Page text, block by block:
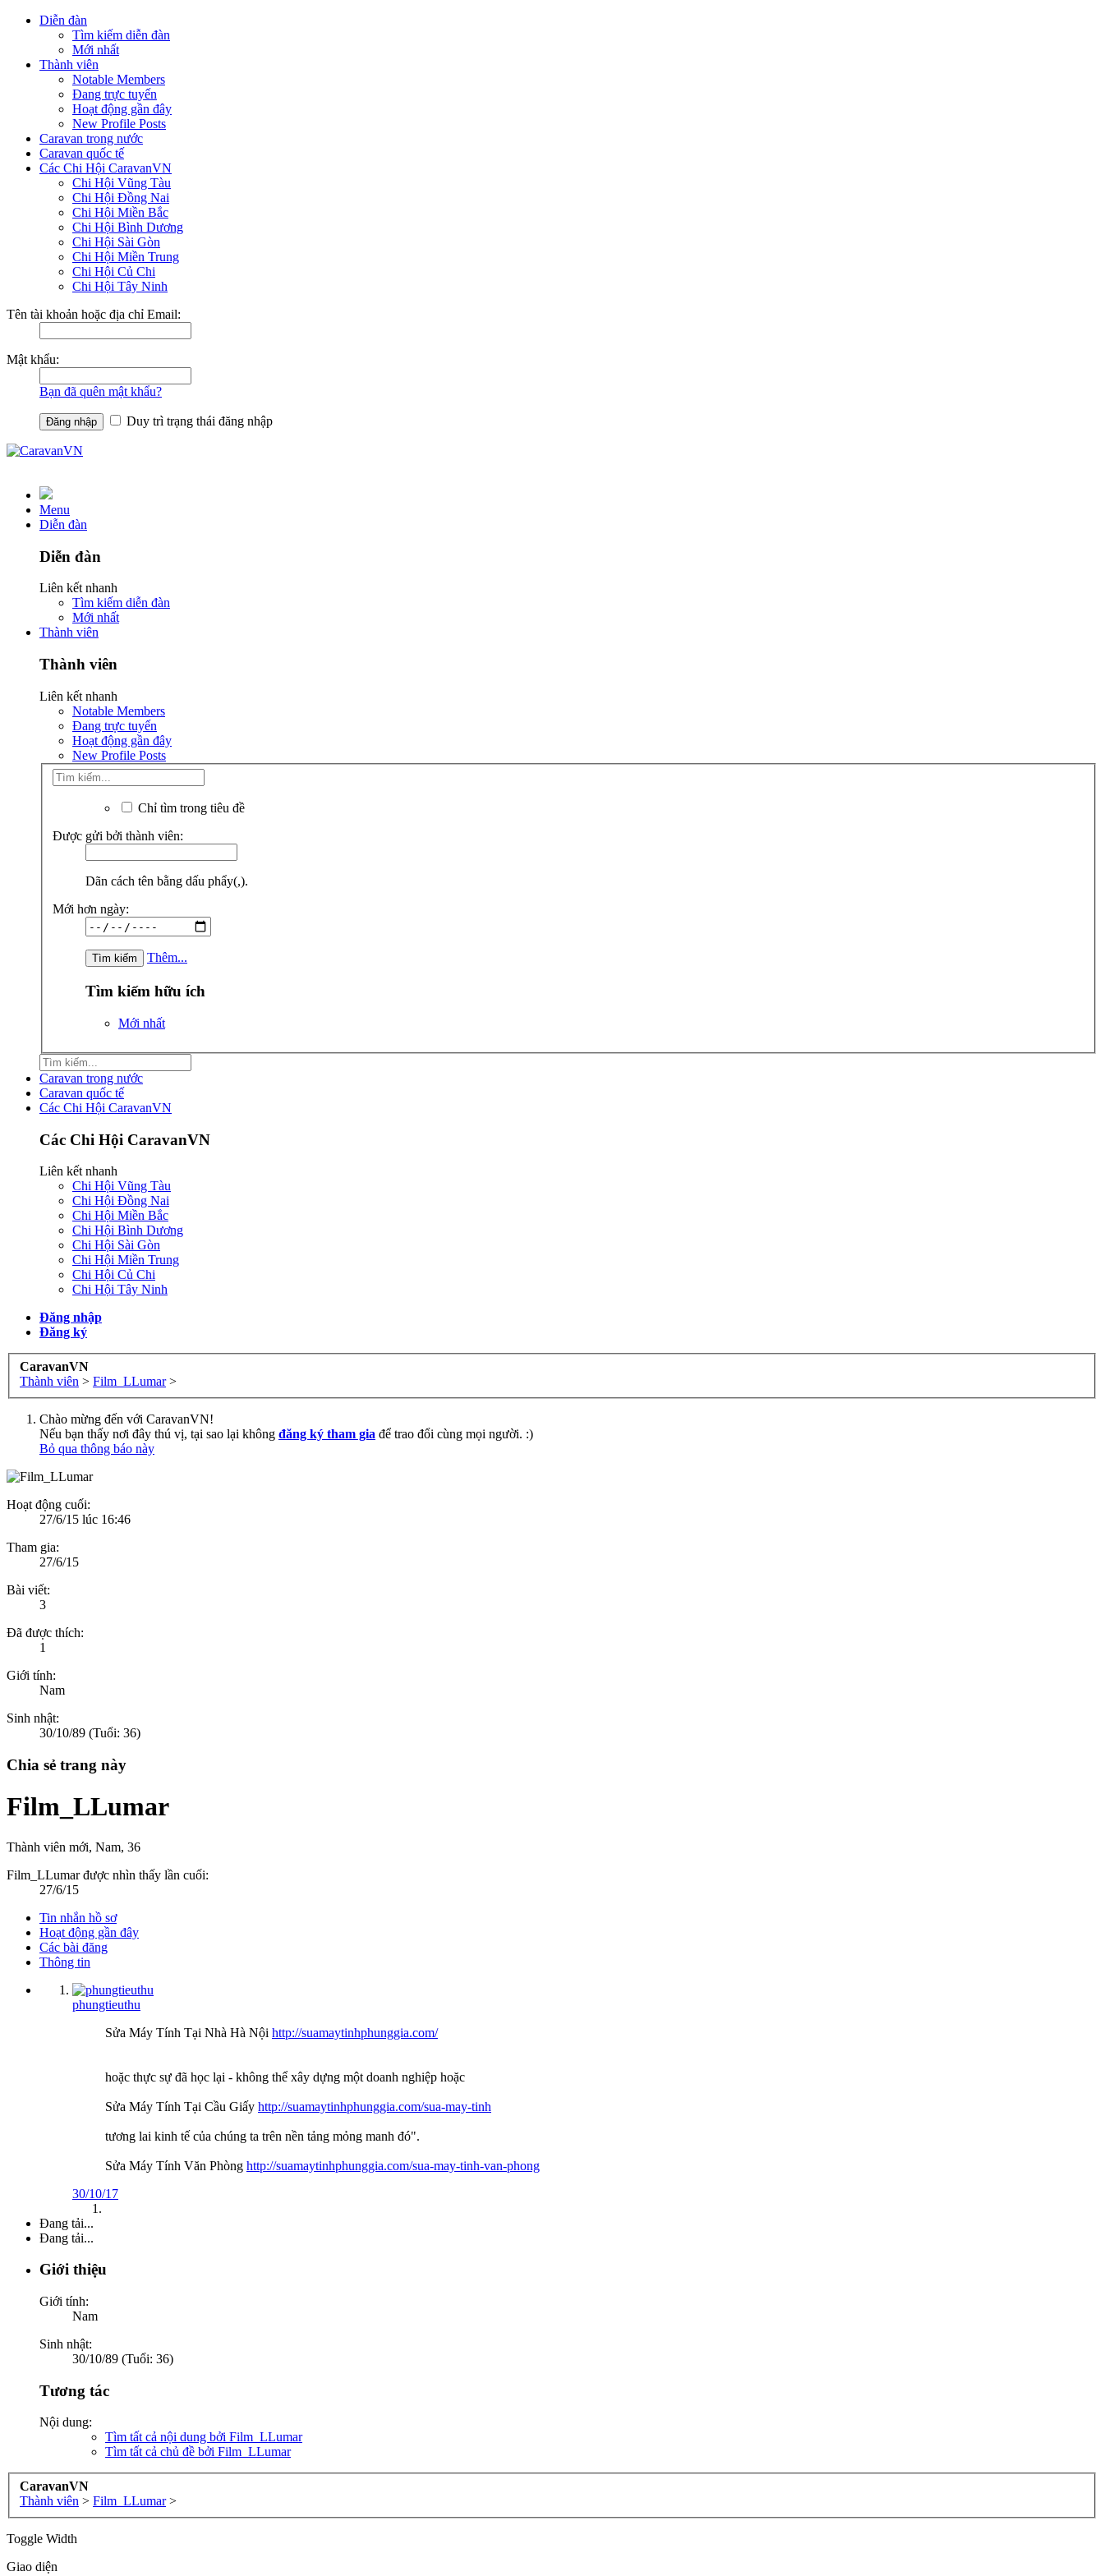
Diễn đàn
Tìm kiếm diễn đàn
Mới nhất
Thành viên
Notable Members
Đang trực tuyến
Hoạt động gần đây
New Profile Posts
Caravan trong nước
Caravan quốc tế
Các Chi Hội CaravanVN
Chi Hội Vũng Tàu
Chi Hội Đồng Nai
Chi Hội Miền Bắc
Chi Hội Bình Dương
Chi Hội Sài Gòn
Chi Hội Miền Trung
Chi Hội Củ Chi
Chi Hội Tây Ninh
Tên tài khoản hoặc địa chỉ Email:
Mật khẩu:
Bạn đã quên mật khẩu?
Duy trì trạng thái đăng nhập
Menu
Diễn đàn
Diễn đàn
Liên kết nhanh
Tìm kiếm diễn đàn
Mới nhất
Thành viên
Thành viên
Liên kết nhanh
Notable Members
Đang trực tuyến
Hoạt động gần đây
New Profile Posts
Chỉ tìm trong tiêu đề
Được gửi bởi thành viên:
Dãn cách tên bằng dấu phẩy(,).
Mới hơn ngày:
Thêm...
Tìm kiếm hữu ích
Mới nhất
Caravan trong nước
Caravan quốc tế
Các Chi Hội CaravanVN
Các Chi Hội CaravanVN
Liên kết nhanh
Chi Hội Vũng Tàu
Chi Hội Đồng Nai
Chi Hội Miền Bắc
Chi Hội Bình Dương
Chi Hội Sài Gòn
Chi Hội Miền Trung
Chi Hội Củ Chi
Chi Hội Tây Ninh
Đăng nhập
Đăng ký
CaravanVN
Thành viên > Film_LLumar >
Chào mừng đến với CaravanVN!
Nếu bạn thấy nơi đây thú vị, tại sao lại không đăng ký tham gia để trao đổi cùng mọi người. :)
Bỏ qua thông báo này
Hoạt động cuối:
27/6/15 lúc 16:46
Tham gia:
27/6/15
Bài viết:
3
Đã được thích:
1
Giới tính:
Nam
Sinh nhật:
30/10/89 (Tuổi: 36)
Chia sẻ trang này
Film_LLumar
Thành viên mới, Nam, 36
Film_LLumar được nhìn thấy lần cuối:
27/6/15
Tin nhắn hồ sơ
Hoạt động gần đây
Các bài đăng
Thông tin
phungtieuthu
Sửa Máy Tính Tại Nhà Hà Nội http://suamaytinhphunggia.com/
hoặc thực sự đã học lại - không thể xây dựng một doanh nghiệp hoặc
Sửa Máy Tính Tại Cầu Giấy http://suamaytinhphunggia.com/sua-may-tinh
tương lai kinh tế của chúng ta trên nền tảng mỏng manh đó".
Sửa Máy Tính Văn Phòng http://suamaytinhphunggia.com/sua-may-tinh-van-phong
30/10/17
Đang tải...
Đang tải...
Giới thiệu
Giới tính:
Nam
Sinh nhật:
30/10/89 (Tuổi: 36)
Tương tác
Nội dung:
Tìm tất cả nội dung bởi Film_LLumar
Tìm tất cả chủ đề bởi Film_LLumar
CaravanVN
Thành viên > Film_LLumar >
Toggle Width
Giao diện